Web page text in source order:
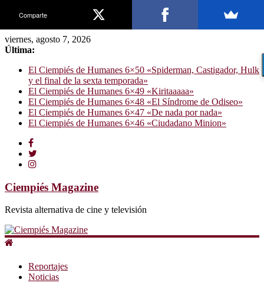
viernes, agosto 7, 2026
Última:
El Ciempiés de Humanes 6×50 «Spiderman, Castigador, Hulk
y el final de la sexta temporada»
El Ciempiés de Humanes 6×49 «Kiritaaaaa»
El Ciempiés de Humanes 6×48 «El Síndrome de Odiseo»
El Ciempiés de Humanes 6×47 «De nada por nada»
El Ciempiés de Humanes 6×46 «Ciudadano Minion»
Ciempiés Magazine
Revista alternativa de cine y televisión
Reportajes
Noticias
Comparte